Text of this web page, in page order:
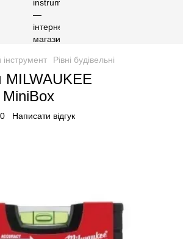
інструмент Рівні будівельні
MILWAUKEE
Написати відгук